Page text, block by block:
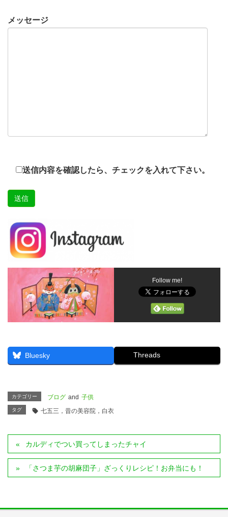
メッセージ
送信内容を確認したら、チェックを入れて下さい。
Follow me!
Bluesky Threads
カテゴリー ブログ and 子供
タグ 七五三，昔の美容院，白衣
カルディでつい買ってしまったチャイ
「さつま芋の胡麻団子」ざっくりレシピ！お弁当にも！